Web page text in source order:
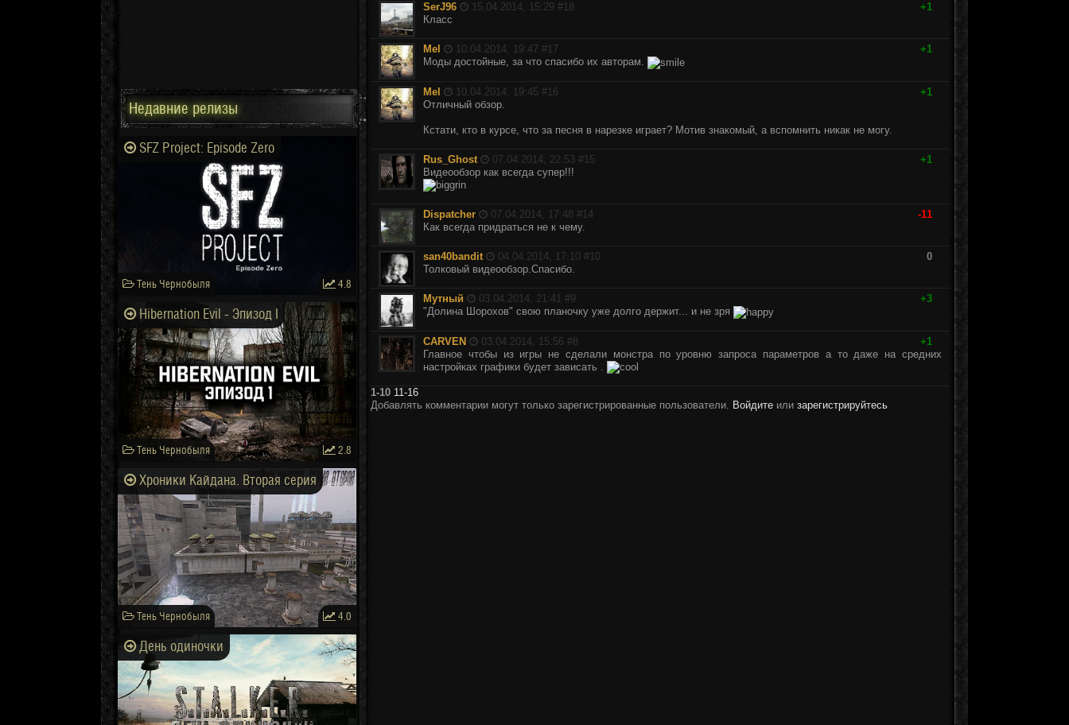
SerJ96 15.04.2014, 15:29 #18
+1
Класс
Mel 10.04.2014, 19:47 #17
+1
Моды достойные, за что спасибо их авторам.
Mel 10.04.2014, 19:45 #16
+1
Отличный обзор.
Кстати, кто в курсе, что за песня в нарезке играет? Мотив знакомый, а вспомнить никак не могу.
Rus_Ghost 07.04.2014, 22:53 #15
+1
Видеообзор как всегда супер!!!
Dispatcher 07.04.2014, 17:48 #14
-11
Как всегда придраться не к чему.
san40bandit 04.04.2014, 17:10 #10
0
Толковый видеообзор.Спасибо.
Мутный 03.04.2014, 21:41 #9
+3
"Долина Шорохов" свою планочку уже долго держит... и не зря
CARVEN 03.04.2014, 15:56 #8
+1
Главное чтобы из игры не сделали монстра по уровню запроса параметров а то даже на средних
настройках графики будет зависать .
1-10 11-16
Добавлять комментарии могут только зарегистрированные пользователи. Войдите или зарегистрируйтесь
Недавние релизы
SFZ Project: Episode Zero
Тень Чернобыля 4.8
Hibernation Evil - Эпизод I
Тень Чернобыля 2.8
Хроники Кайдана. Вторая серия
Тень Чернобыля 4.0
День одиночки